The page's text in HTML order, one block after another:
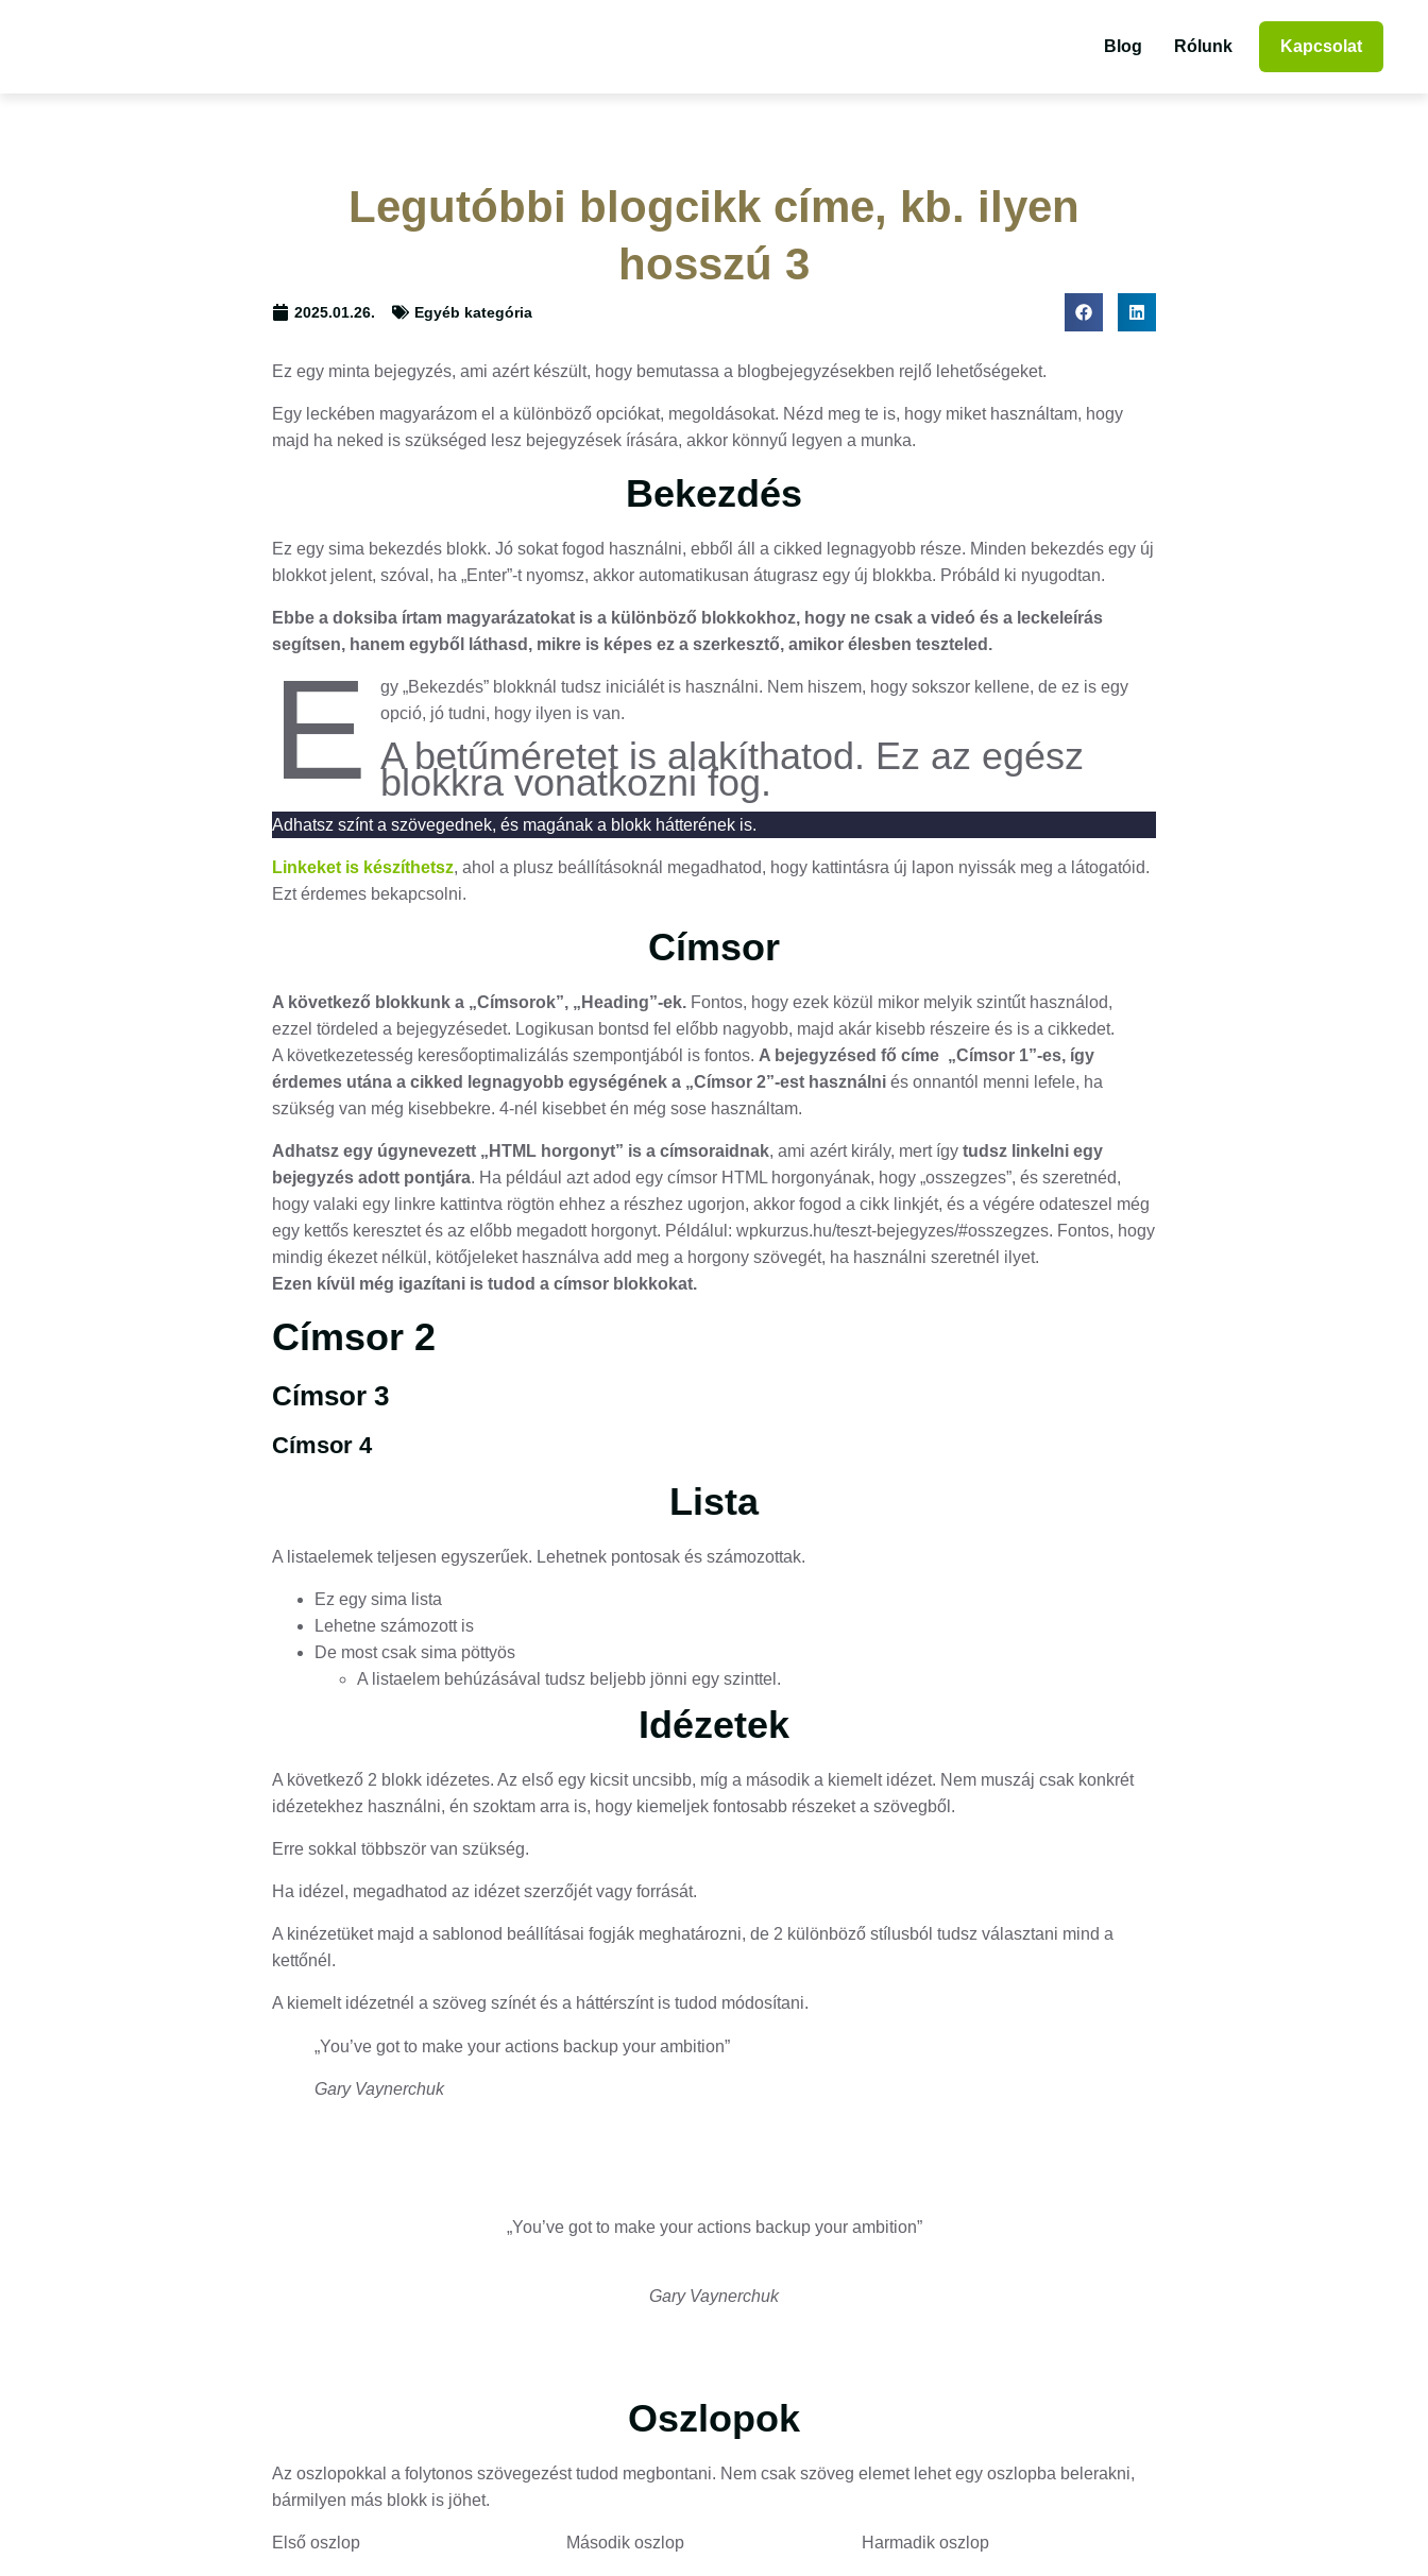
Blog Rólunk Kapcsolat
Legutóbbi blogcikk címe, kb. ilyen
hosszú 3
2025.01.26. Egyéb kategória
Ez egy minta bejegyzés, ami azért készült, hogy bemutassa a blogbejegyzésekben rejlő lehetőségeket.
Egy leckében magyarázom el a különböző opciókat, megoldásokat. Nézd meg te is, hogy miket használtam, hogy
majd ha neked is szükséged lesz bejegyzések írására, akkor könnyű legyen a munka.
Bekezdés
Ez egy sima bekezdés blokk. Jó sokat fogod használni, ebből áll a cikked legnagyobb része. Minden bekezdés egy új
blokkot jelent, szóval, ha „Enter”-t nyomsz, akkor automatikusan átugrasz egy új blokkba. Próbáld ki nyugodtan.
Ebbe a doksiba írtam magyarázatokat is a különböző blokkokhoz, hogy ne csak a videó és a leckeleírás
segítsen, hanem egyből láthasd, mikre is képes ez a szerkesztő, amikor élesben teszteled.
E
gy „Bekezdés” blokknál tudsz iniciálét is használni. Nem hiszem, hogy sokszor kellene, de ez is egy
opció, jó tudni, hogy ilyen is van.
A betűméretet is alakíthatod. Ez az egész
blokkra vonatkozni fog.
Adhatsz színt a szövegednek, és magának a blokk hátterének is.
Linkeket is készíthetsz, ahol a plusz beállításoknál megadhatod, hogy kattintásra új lapon nyissák meg a látogatóid.
Ezt érdemes bekapcsolni.
Címsor
A következő blokkunk a „Címsorok”, „Heading”-ek. Fontos, hogy ezek közül mikor melyik szintűt használod,
ezzel tördeled a bejegyzésedet. Logikusan bontsd fel előbb nagyobb, majd akár kisebb részeire és is a cikkedet.
A következetesség keresőoptimalizálás szempontjából is fontos. A bejegyzésed fő címe „Címsor 1”-es, így
érdemes utána a cikked legnagyobb egységének a „Címsor 2”-est használni és onnantól menni lefele, ha
szükség van még kisebbekre. 4-nél kisebbet én még sose használtam.
Adhatsz egy úgynevezett „HTML horgonyt” is a címsoraidnak, ami azért király, mert így tudsz linkelni egy
bejegyzés adott pontjára. Ha például azt adod egy címsor HTML horgonyának, hogy „osszegzes”, és szeretnéd,
hogy valaki egy linkre kattintva rögtön ehhez a részhez ugorjon, akkor fogod a cikk linkjét, és a végére odateszel még
egy kettős keresztet és az előbb megadott horgonyt. Példálul: wpkurzus.hu/teszt-bejegyzes/#osszegzes. Fontos, hogy
mindig ékezet nélkül, kötőjeleket használva add meg a horgony szövegét, ha használni szeretnél ilyet.
Ezen kívül még igazítani is tudod a címsor blokkokat.
Címsor 2
Címsor 3
Címsor 4
Lista
A listaelemek teljesen egyszerűek. Lehetnek pontosak és számozottak.
Ez egy sima lista
Lehetne számozott is
De most csak sima pöttyös
A listaelem behúzásával tudsz beljebb jönni egy szinttel.
Idézetek
A következő 2 blokk idézetes. Az első egy kicsit uncsibb, míg a második a kiemelt idézet. Nem muszáj csak konkrét
idézetekhez használni, én szoktam arra is, hogy kiemeljek fontosabb részeket a szövegből.
Erre sokkal többször van szükség.
Ha idézel, megadhatod az idézet szerzőjét vagy forrását.
A kinézetüket majd a sablonod beállításai fogják meghatározni, de 2 különböző stílusból tudsz választani mind a
kettőnél.
A kiemelt idézetnél a szöveg színét és a háttérszínt is tudod módosítani.
„You’ve got to make your actions backup your ambition”
Gary Vaynerchuk
„You’ve got to make your actions backup your ambition”
Gary Vaynerchuk
Oszlopok
Az oszlopokkal a folytonos szövegezést tudod megbontani. Nem csak szöveg elemet lehet egy oszlopba belerakni,
bármilyen más blokk is jöhet.
Első oszlop Második oszlop Harmadik oszlop